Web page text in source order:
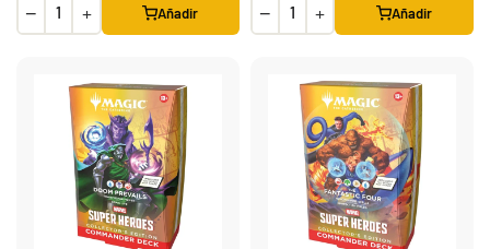
− + Añadir − + Añadir